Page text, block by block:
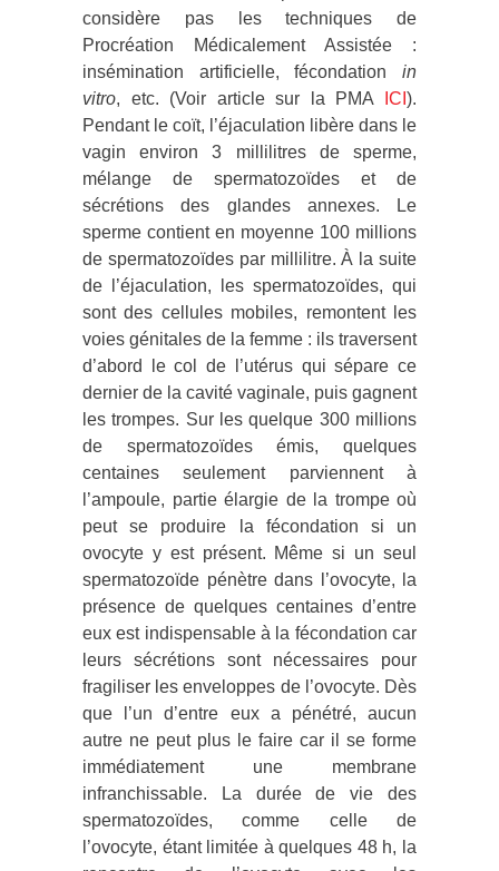
considère pas les techniques de
Procréation Médicalement Assistée :
insémination artificielle, fécondation in
vitro, etc. (Voir article sur la PMA ICI ).
Pendant le coït, l’éjaculation libère dans le
vagin environ 3 millilitres de sperme,
mélange de spermatozoïdes et de
sécrétions des glandes annexes. Le
sperme contient en moyenne 100 millions
de spermatozoïdes par millilitre. À la suite
de l’éjaculation, les spermatozoïdes, qui
sont des cellules mobiles, remontent les
voies génitales de la femme : ils traversent
d’abord le col de l’utérus qui sépare ce
dernier de la cavité vaginale, puis gagnent
les trompes. Sur les quelque 300 millions
de spermatozoïdes émis, quelques
centaines seulement parviennent à
l’ampoule, partie élargie de la trompe où
peut se produire la fécondation si un
ovocyte y est présent. Même si un seul
spermatozoïde pénètre dans l’ovocyte, la
présence de quelques centaines d’entre
eux est indispensable à la fécondation car
leurs sécrétions sont nécessaires pour
fragiliser les enveloppes de l’ovocyte. Dès
que l’un d’entre eux a pénétré, aucun
autre ne peut plus le faire car il se forme
immédiatement une membrane
infranchissable. La durée de vie des
spermatozoïdes, comme celle de
l’ovocyte, étant limitée à quelques 48 h, la